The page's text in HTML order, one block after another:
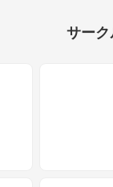
サーク